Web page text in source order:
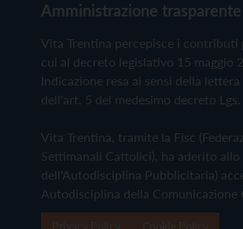
Amministrazione trasparente
Vita Trentina percepisce i
cui al decreto legislativo 15 maggio
Indicazione resa ai sensi della
dell'art. 5 del medesimo decreto Lgs.
Vita Trentina, tramite la Fisc
Settimanali Cattolici), ha aderito
dell'Autodisciplina Pubblicitaria)
Autodisciplina della Comunicazione